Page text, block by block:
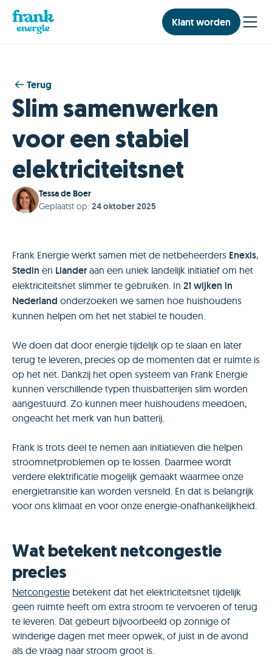
Klant worden
Terug
Slim samenwerken
voor een stabiel
elektriciteitsnet
Tessa de Boer
Geplaatst op: 24 oktober 2025
Frank Energie werkt samen met de netbeheerders Enexis,
Stedin en Liander aan een uniek landelijk initiatief om het
elektriciteitsnet slimmer te gebruiken. In 21 wijken in
Nederland onderzoeken we samen hoe huishoudens
kunnen helpen om het net stabiel te houden.
We doen dat door energie tijdelijk op te slaan en later
terug te leveren, precies op de momenten dat er ruimte is
op het net. Dankzij het open systeem van Frank Energie
kunnen verschillende typen thuisbatterijen slim worden
aangestuurd. Zo kunnen meer huishoudens meedoen,
ongeacht het merk van hun batterij.
Frank is trots deel te nemen aan initiatieven die helpen
stroomnetproblemen op te lossen. Daarmee wordt
verdere elektrificatie mogelijk gemaakt waarmee onze
energietransitie kan worden versneld. En dat is belangrijk
voor ons klimaat en voor onze energie-onafhankelijkheid.
Wat betekent netcongestie
precies
Netcongestie betekent dat het elektriciteitsnet tijdelijk
geen ruimte heeft om extra stroom te vervoeren of terug
te leveren. Dat gebeurt bijvoorbeeld op zonnige of
winderige dagen met meer opwek, of juist in de avond
als de vraag naar stroom groot is.